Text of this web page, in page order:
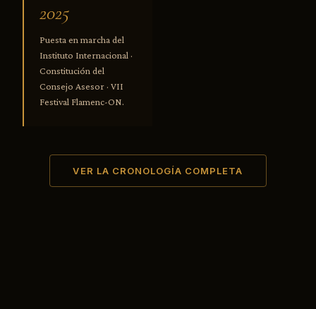
2025
Puesta en marcha del
Instituto Internacional ·
Constitución del
Consejo Asesor · VII
Festival Flamenc-ON.
VER LA CRONOLOGÍA COMPLETA